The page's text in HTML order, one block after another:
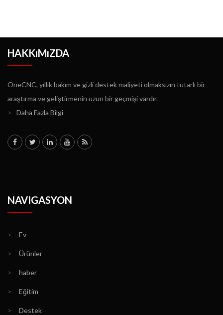
HAKKıMıZDA
OneCNC, yıllık bakım ve gizli destek maliyeti olmaksızın tutarlı bir
araştırma ve geliştirmenin uzun bir geçmişi vardır.
>
Daha Fazla Bilgi
NAVIGASYON
> Ev
> Ürünler
> haber
> Eğitim
> Destek